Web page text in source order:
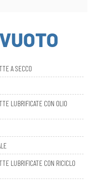
A SECCO
LUBRIFICATE CON OLIO
LUBRIFICATE CON RICICLO